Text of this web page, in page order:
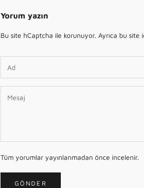
Yorum yazın
Bu site hCaptcha ile korunuyor. Ayrıca bu site
Tüm yorumlar yayınlanmadan önce incelenir.
GÖNDER